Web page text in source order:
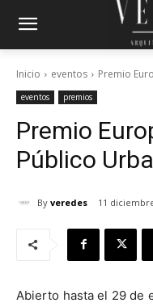
Inicio eventos Premio
eventos premios
Premio
Público
By veredes 11
Abierto hasta el 29 de